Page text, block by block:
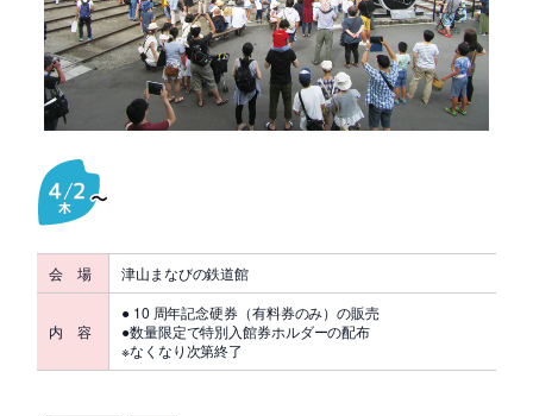
会 場 津山まなびの鉄道館
内 容
● 10 周年記念硬券（有料券のみ）の販売
●数量限定で特別入館券ホルダーの配布
※なくなり次第終了